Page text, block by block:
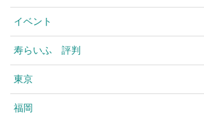
イベント
寿らいふ 評判
東京
福岡